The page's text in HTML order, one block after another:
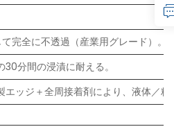
完全に不透過（産業用グレード）。
分間の浸漬に耐える。
エッジ＋全周接着剤により、液体／